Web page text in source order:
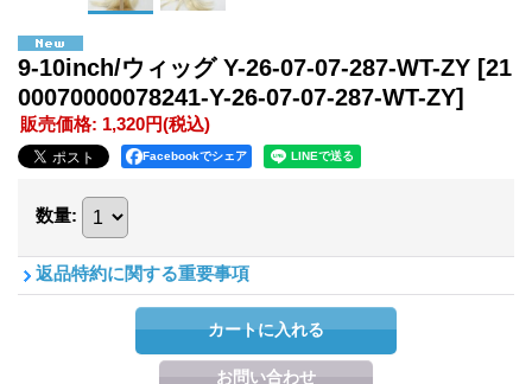
9-10inch/ウィッグ Y-26-07-07-287-WT-ZY [21
00070000078241-Y-26-07-07-287-WT-ZY]
販売価格: 1,320円(税込)
Facebookでシェア
数量:
返品特約に関する重要事項